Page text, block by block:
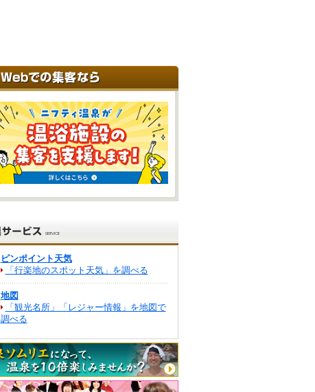
ピンポイント天気
「行楽地のスポット天気」を調べる
地図
「観光名所」「レジャー情報」を地図で
調べる